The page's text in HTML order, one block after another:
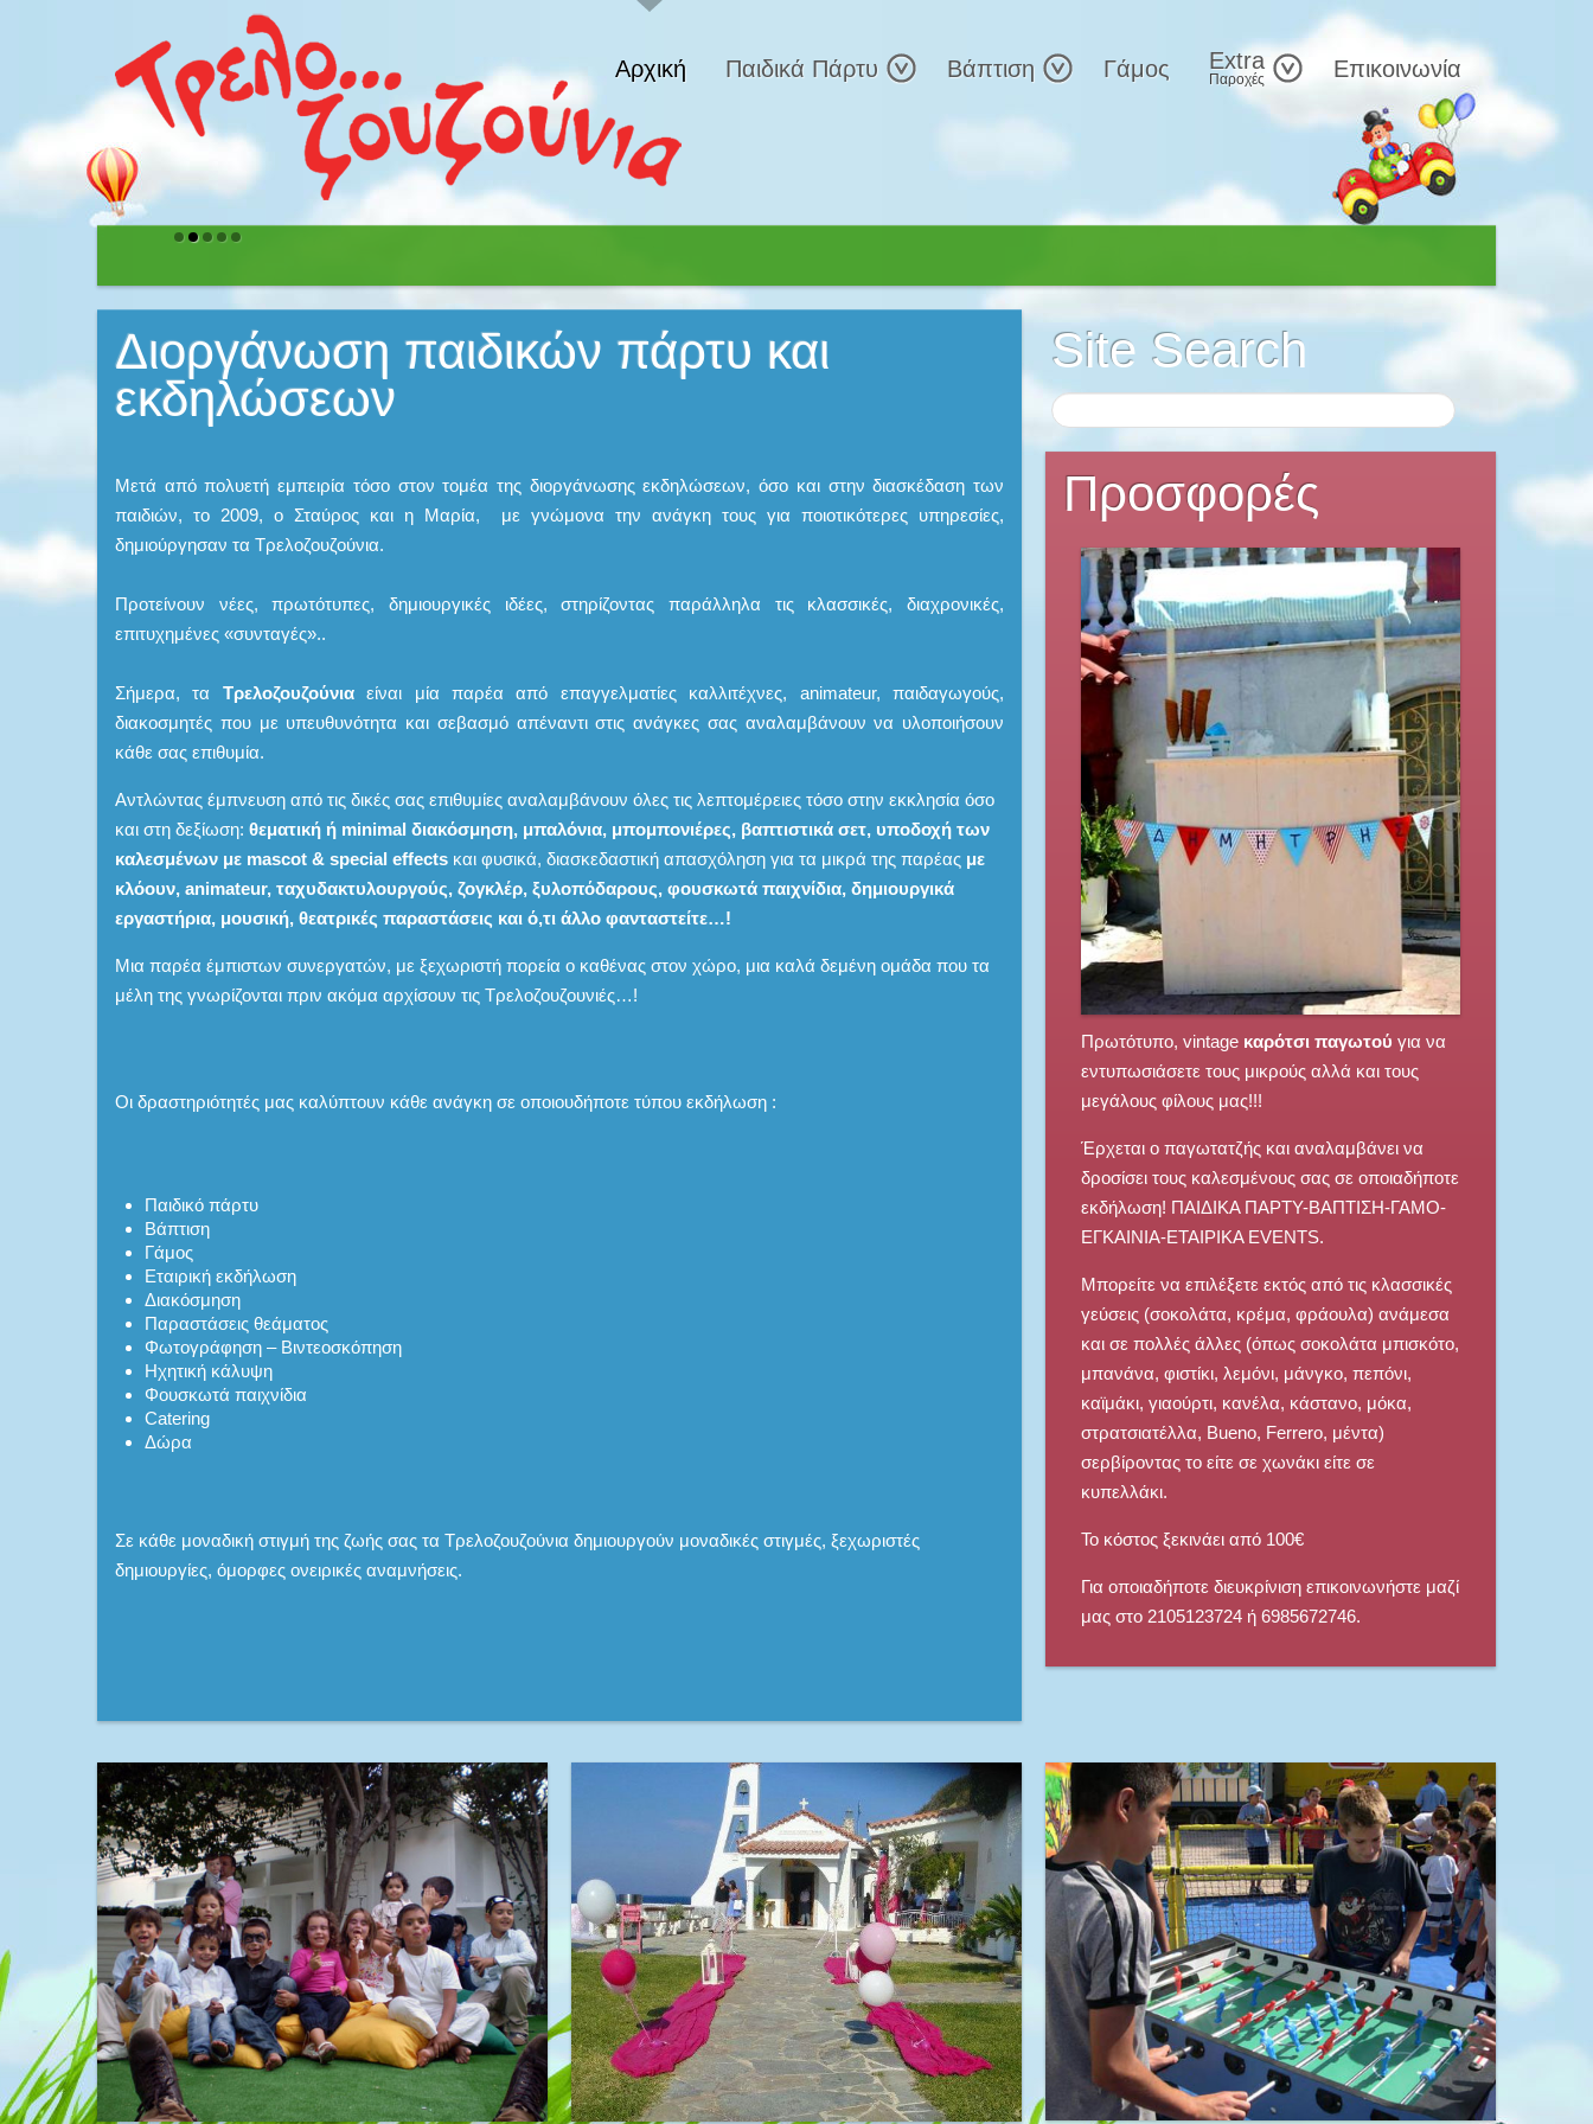
Αρχική Παιδικά Πάρτυ Βάπτιση Γάμος Extra
Παροχές Επικοινωνία
Διοργάνωση παιδικών πάρτυ και
εκδηλώσεων
Μετά από πολυετή εμπειρία τόσο στον τομέα της διοργάνωσης εκδηλώσεων, όσο και στην διασκέδαση των
παιδιών, το 2009, ο Σταύρος και η Μαρία, με γνώμονα την ανάγκη τους για ποιοτικότερες υπηρεσίες,
δημιούργησαν τα Τρελοζουζούνια.
Προτείνουν νέες, πρωτότυπες, δημιουργικές ιδέες, στηρίζοντας παράλληλα τις κλασσικές, διαχρονικές,
επιτυχημένες «συνταγές»..
Σήμερα, τα Τρελοζουζούνιαείναι μία παρέα από επαγγελματίες καλλιτέχνες, animateur, παιδαγωγούς,
διακοσμητές που με υπευθυνότητα και σεβασμό απέναντι στις ανάγκες σας αναλαμβάνουν να υλοποιήσουν
κάθε σας επιθυμία.
Αντλώντας έμπνευση από τις δικές σας επιθυμίες αναλαμβάνουν όλες τις λεπτομέρειες τόσο στην εκκλησία όσο
και στη δεξίωση: θεματική ή minimal διακόσμηση, μπαλόνια, μπομπονιέρες, βαπτιστικά σετ, υποδοχή των
καλεσμένων με mascot & special effects και φυσικά, διασκεδαστική απασχόληση για τα μικρά της παρέας με
κλόουν, animateur, ταχυδακτυλουργούς, ζογκλέρ, ξυλοπόδαρους, φουσκωτά παιχνίδια, δημιουργικά
εργαστήρια, μουσική, θεατρικές παραστάσεις και ό,τι άλλο φανταστείτε…!
Μια παρέα έμπιστων συνεργατών, με ξεχωριστή πορεία ο καθένας στον χώρο, μια καλά δεμένη ομάδα που τα
μέλη της γνωρίζονται πριν ακόμα αρχίσουν τις Τρελοζουζουνιές…!
Οι δραστηριότητές μας καλύπτουν κάθε ανάγκη σε οποιουδήποτε τύπου εκδήλωση :
Παιδικό πάρτυ
Βάπτιση
Γάμος
Εταιρική εκδήλωση
Διακόσμηση
Παραστάσεις θεάματος
Φωτογράφηση – Βιντεοσκόπηση
Ηχητική κάλυψη
Φουσκωτά παιχνίδια
Catering
Δώρα
Σε κάθε μοναδική στιγμή της ζωής σας τα Τρελοζουζούνια δημιουργούν μοναδικές στιγμές, ξεχωριστές
δημιουργίες, όμορφες ονειρικές αναμνήσεις.
Site Search
Προσφορές
Πρωτότυπο, vintage καρότσι παγωτού για να
εντυπωσιάσετε τους μικρούς αλλά και τους
μεγάλους φίλους μας!!!
Έρχεται ο παγωτατζής και αναλαμβάνει να
δροσίσει τους καλεσμένους σας σε οποιαδήποτε
εκδήλωση! ΠΑΙΔΙΚΑ ΠΑΡΤΥ-ΒΑΠΤΙΣΗ-ΓΑΜΟ-
ΕΓΚΑΙΝΙΑ-ΕΤΑΙΡΙΚΑ EVENTS.
Μπορείτε να επιλέξετε εκτός από τις κλασσικές
γεύσεις (σοκολάτα, κρέμα, φράουλα) ανάμεσα
και σε πολλές άλλες (όπως σοκολάτα μπισκότο,
μπανάνα, φιστίκι, λεμόνι, μάνγκο, πεπόνι,
καϊμάκι, γιαούρτι, κανέλα, κάστανο, μόκα,
στρατσιατέλλα, Bueno, Ferrero, μέντα)
σερβίροντας το είτε σε χωνάκι είτε σε
κυπελλάκι.
Το κόστος ξεκινάει από 100€
Για οποιαδήποτε διευκρίνιση επικοινωνήστε μαζί
μας στο 2105123724 ή 6985672746.